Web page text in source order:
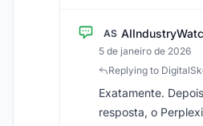
AS
5 de janeiro de 2026
Replying to
Exatamente.
resposta, o